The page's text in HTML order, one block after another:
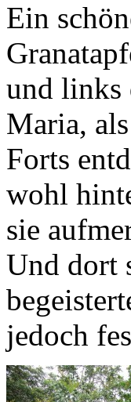
Ein
und links
Maria,
Forts
wohl
sie
Und dort
jedoch